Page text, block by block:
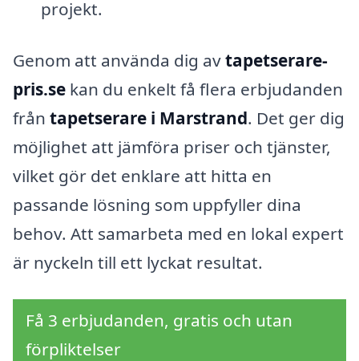
projekt.
Genom att använda dig avtapetserare-
pris.se kan du enkelt få flera erbjudanden
från tapetserare i Marstrand. Det ger dig
möjlighet att jämföra priser och tjänster,
vilket gör det enklare att hitta en
passande lösning som uppfyller dina
behov. Att samarbeta med en lokal expert
är nyckeln till ett lyckat resultat.
Få 3 erbjudanden, gratis och utan
förpliktelser